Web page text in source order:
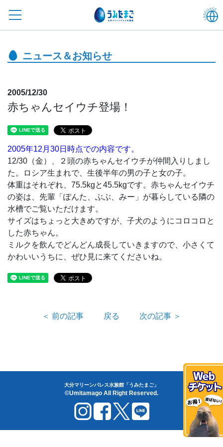
ニュース＆お知らせ
2005/12/30
赤ちゃんセイウチ登場！
2005年12月30日時点での内容です。
12/30（金）、２頭の赤ちゃんセイウチが仲間入りしまし
た。ロシア生まれで、生後半年の男の子と女の子。
体重はそれぞれ、75.5kgと45.5kgです。赤ちゃんセイウチ
の姿は、先輩「ぽんた、ぶぶ、みー」が暮らしている隣の
水槽でご覧いただけます。
サイズはちょっと大きめですが、子犬のようにコロコロと
した赤ちゃん。
ミルクを飲んでどんどん成長していきますので、小さくて
かわいいうちに、ぜひ見に来てくださいね。
＜ 前の記事 戻る 次の記事 ＞
大分マリーンパレス水族館「うみたまご」
©Umitamago All Right Reserved.